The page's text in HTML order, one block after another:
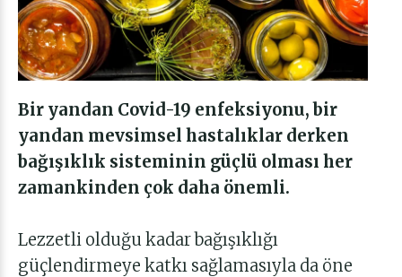
Bir yandan Covid-19 enfeksiyonu, bir
yandan mevsimsel hastalıklar derken
bağışıklık sisteminin güçlü olması her
zamankinden çok daha önemli.
Lezzetli olduğu kadar bağışıklığı
güçlendirmeye katkı sağlamasıyla da öne